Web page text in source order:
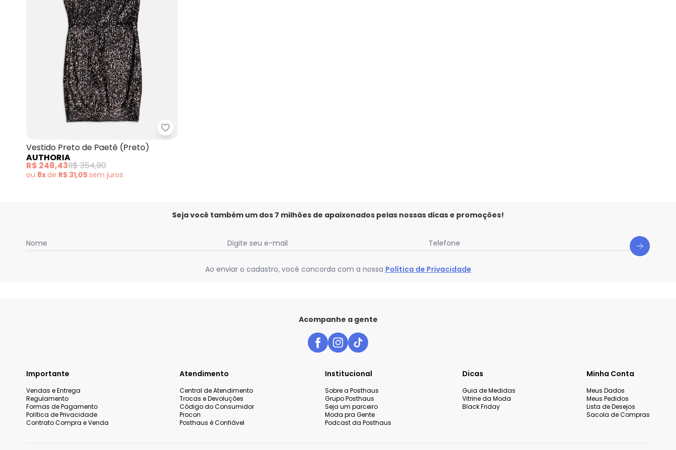
Authoria - Vestido Preto de Paetê (Preto)
Vestido Preto de Paetê (Preto)
AUTHORIA
R$ 248,43R$ 354,90
ou 8xde R$ 31,05sem juros
Seja você também um dos 7 milhões de apaixonados pelas nossas dicas e promoções!
Nome Digite seu e-mail Telefone
Ao enviar o cadastro, você concorda com a nossa Política de Privacidade
Acompanhe a gente
Importante
Vendas e Entrega
Regulamento
Formas de Pagamento
Política de Privacidade
Contrato Compra e Venda
Atendimento
Central de Atendimento
Trocas e Devoluções
Código do Consumidor
Procon
Posthaus é Confiável
Institucional
Sobre a Posthaus
Grupo Posthaus
Seja um parceiro
Moda pra Gente
Podcast da Posthaus
Dicas
Guia de Medidas
Vitrine da Moda
Black Friday
Minha Conta
Meus Dados
Meus Pedidos
Lista de Desejos
Sacola de Compras